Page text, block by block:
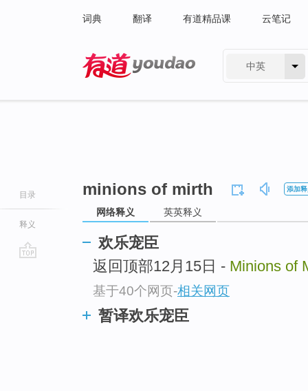
词典 翻译 有道精品课 云笔记
中英
目录
释义
minions of mirth 添加
网络释义 英英释义
欢乐宠臣
返回顶部12月15日 - Minions of
基于40个网页-相关网页
暂译欢乐宠臣